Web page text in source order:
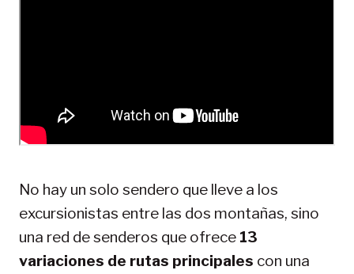
No hay un solo sendero que lleve a los
excursionistas entre las dos montañas, sino
una red de senderos que ofrece 13
variaciones de rutas principales con una